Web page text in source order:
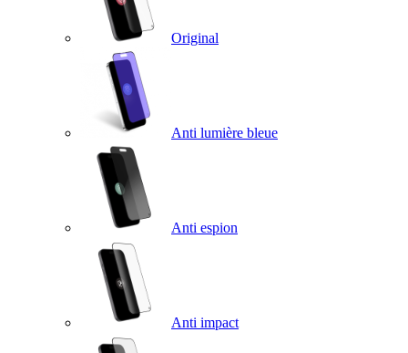
Original
Anti lumière bleue
Anti espion
Anti impact